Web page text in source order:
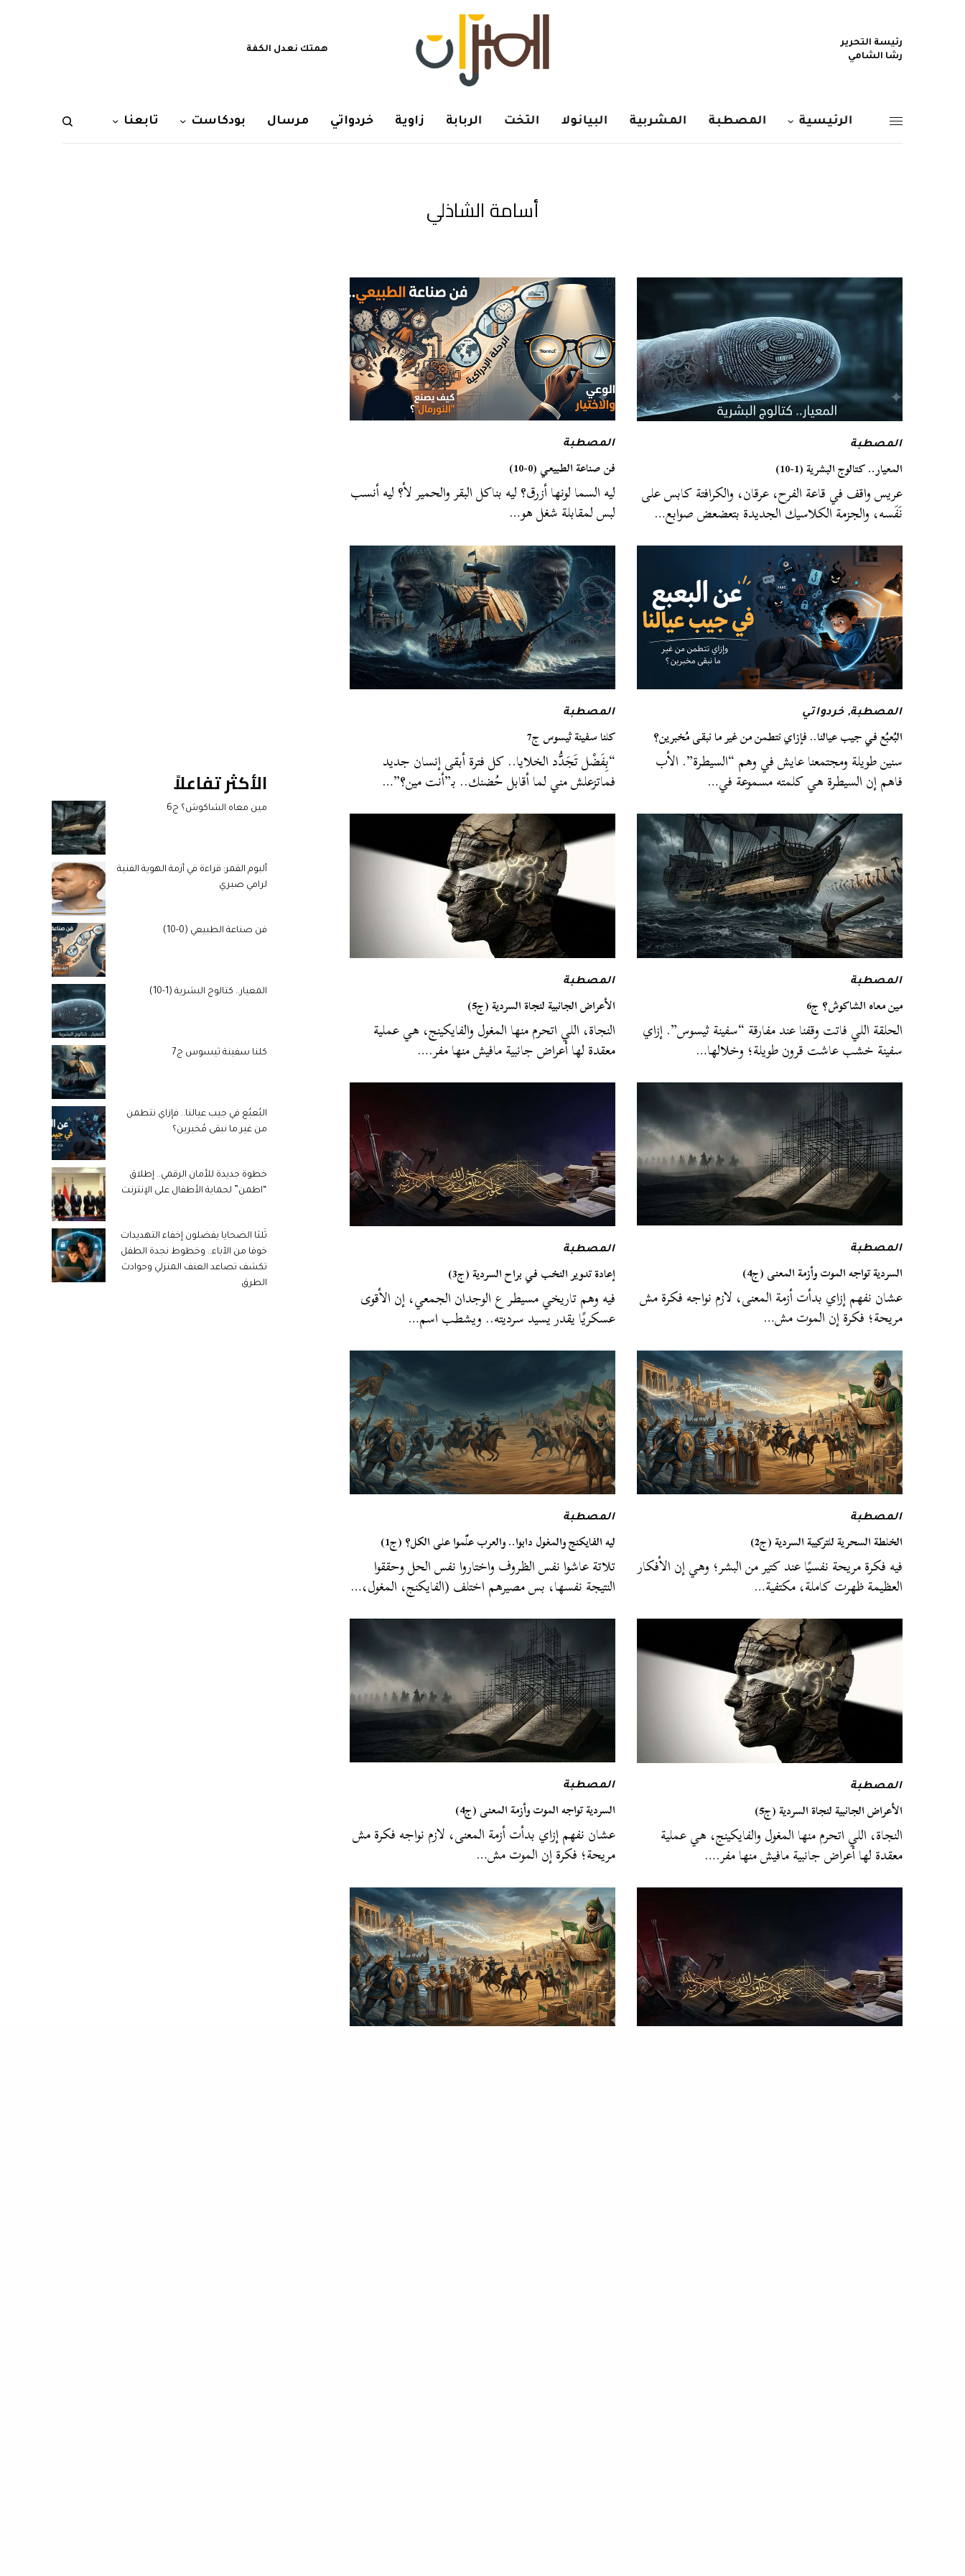
رئيسة التحرير
رشا الشامي
همتك نعدل الكفة
الرئيسية المصطبة المشربية البيانولا التخت الربابة زاوية خردواتي مرسال بودكاست تابعنا
أسامة الشاذلي
المصطبة
المعيار.. كتالوج البشرية (1-10)
عريس واقف في قاعة الفرح، عرقان، والكرافتة كابس على
نَفَسه، والجزمة الكلاسيك الجديدة بتعضعض صوابع…
المصطبة
فن صناعة الطبيعي (0-10)
ليه السما لونها أزرق؟ ليه بناكل البقر والحمير لأ؟ ليه أنسب
لبس لمقابلة شغل هو…
المصطبة,خردواتي
البُعبُع في جيب عيالنا.. فإزاي نتطمن من غير ما نبقى مُخبرين؟
سنين طويلة ومجتمعنا عايش في وهم “السيطرة”. الأب
فاهم إن السيطرة هي كلمته مسموعة في…
المصطبة
كلنا سفينة ثيسوس ج7
“بِفَضْل تَجَدُّد الخلايا.. كل فترة أبقى إنسان جديد
فماتزعلش مني لما أقابل حُضنك.. بـ”أنت مين؟”…
المصطبة
مين معاه الشاكوش؟ ج6
الحلقة اللي فاتت وقفنا عند مفارقة “سفينة ثيسوس”. إزاي
سفينة خشب عاشت قرون طويلة؛ وخلالها…
المصطبة
الأعراض الجانبية لنجاة السردية (ج5)
النجاة، اللي اتحرم منها المغول والفايكينج، هي عملية
معقدة لها أعراض جانبية مافيش منها مفر.…
المصطبة
السردية تواجه الموت وأزمة المعنى (ج4)
عشان نفهم إزاي بدأت أزمة المعنى، لازم نواجه فكرة مش
مريحة؛ فكرة إن الموت مش…
المصطبة
إعادة تدوير النخب في براح السردية (ج3)
فيه وهم تاريخي مسيطر ع الوجدان الجمعي، إن الأقوى
عسكريًا يقدر يسيد سرديته.. ويشطب اسم…
المصطبة
الخلطة السحرية للتركيبة السردية (ج2)
فيه فكرة مريحة نفسيًا عند كتير من البشر؛ وهي إن الأفكار
العظيمة ظهرت كاملة، مكتفية…
المصطبة
ليه الفايكنج والمغول دابوا.. والعرب علّموا على الكل؟ (ج1)
تلاتة عاشوا نفس الظروف واختاروا نفس الحل وحققوا
النتيجة نفسها، بس مصيرهم اختلف (الفايكنج، المغول،…
المصطبة
الأعراض الجانبية لنجاة السردية (ج5)
النجاة، اللي اتحرم منها المغول والفايكينج، هي عملية
معقدة لها أعراض جانبية مافيش منها مفر.…
المصطبة
السردية تواجه الموت وأزمة المعنى (ج4)
عشان نفهم إزاي بدأت أزمة المعنى، لازم نواجه فكرة مش
مريحة؛ فكرة إن الموت مش…
الأكثر تفاعلاً
مين معاه الشاكوش؟ ج6
ألبوم القمر: قراءة في أزمة الهوية الفنية
لرامي صبري
فن صناعة الطبيعي (0-10)
المعيار.. كتالوج البشرية (1-10)
كلنا سفينة ثيسوس ج7
البُعبُع في جيب عيالنا.. فإزاي نتطمن
من غير ما نبقى مُخبرين؟
خطوة جديدة للأمان الرقمي.. إطلاق
“اطمن” لحماية الأطفال على الإنترنت
ثُلثا الضحايا يفضلون إخفاء التهديدات
خوفا من الآباء.. وخطوط نجدة الطفل
تكشف تصاعد العنف المنزلي وحوادث
الطرق